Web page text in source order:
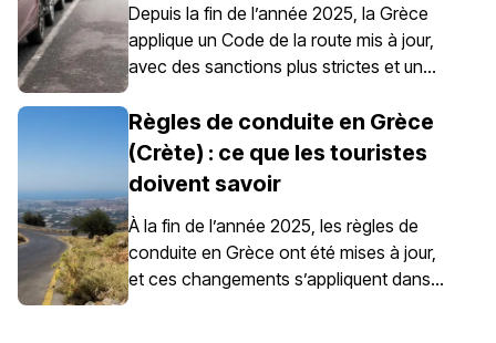
véhicules de location.
Depuis la fin de l’année 2025, la Grèce
applique un Code de la route mis à jour,
avec des sanctions plus strictes et un
particulier dans les centres-villes, les
ports, les zones piétonnes et les zones
de stationnement réglementé. Les règles
au niveau national, mais le stationnement
en Crète demande une attention
particulière en raison du mélange de
Règles de conduite en Grèce
(Crète) : ce que les touristes
doivent savoir
À la fin de l’année 2025, les règles de
conduite en Grèce ont été mises à jour,
et ces changements s’appliquent dans